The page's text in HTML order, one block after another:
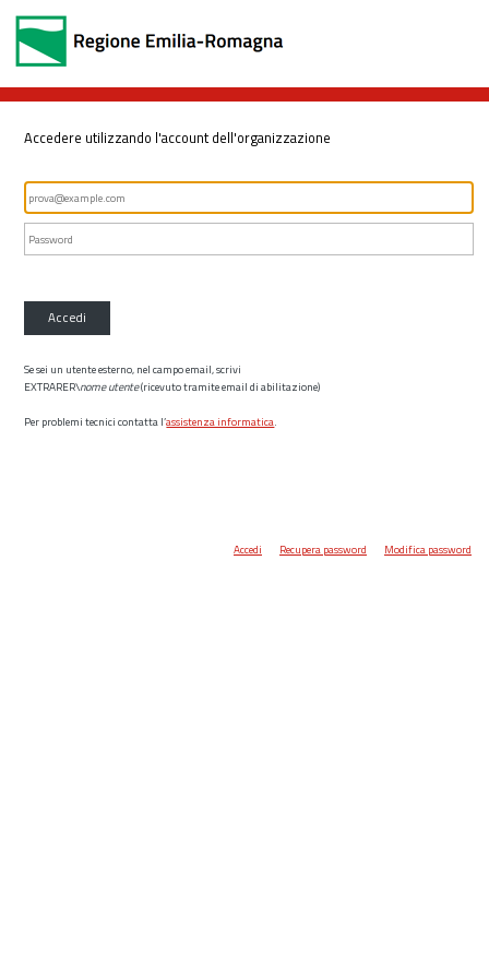
Accedere utilizzando l'account dell'organizzazione
Accedi
Se sei un utente esterno, nel campo email, scrivi
EXTRARER\nome utente(ricevuto tramite email di abilitazione)
Per problemi tecnici contatta l’assistenza informatica.
Accedi Recupera password Modifica password